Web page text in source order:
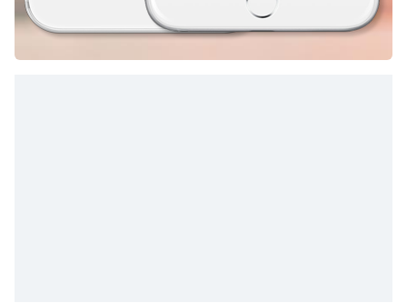
settings,
opens
subtitles
Absolute Chillout
downtempo
chill-out
Absolute Chillout
chill-out